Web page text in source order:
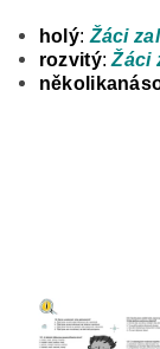
holý: Žáci
rozvitý:Žáci